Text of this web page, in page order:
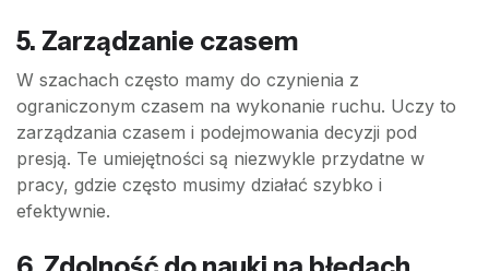
5. Zarządzanie czasem
W szachach często mamy do czynienia z
ograniczonym czasem na wykonanie ruchu. Uczy to
zarządzania czasem i podejmowania decyzji pod
presją. Te umiejętności są niezwykle przydatne w
pracy, gdzie często musimy działać szybko i
efektywnie.